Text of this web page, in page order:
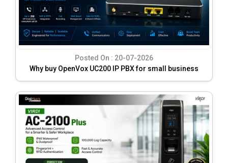
Posted On : 20-07-2026
Why buy OpenVox UC200 IP PBX for small business